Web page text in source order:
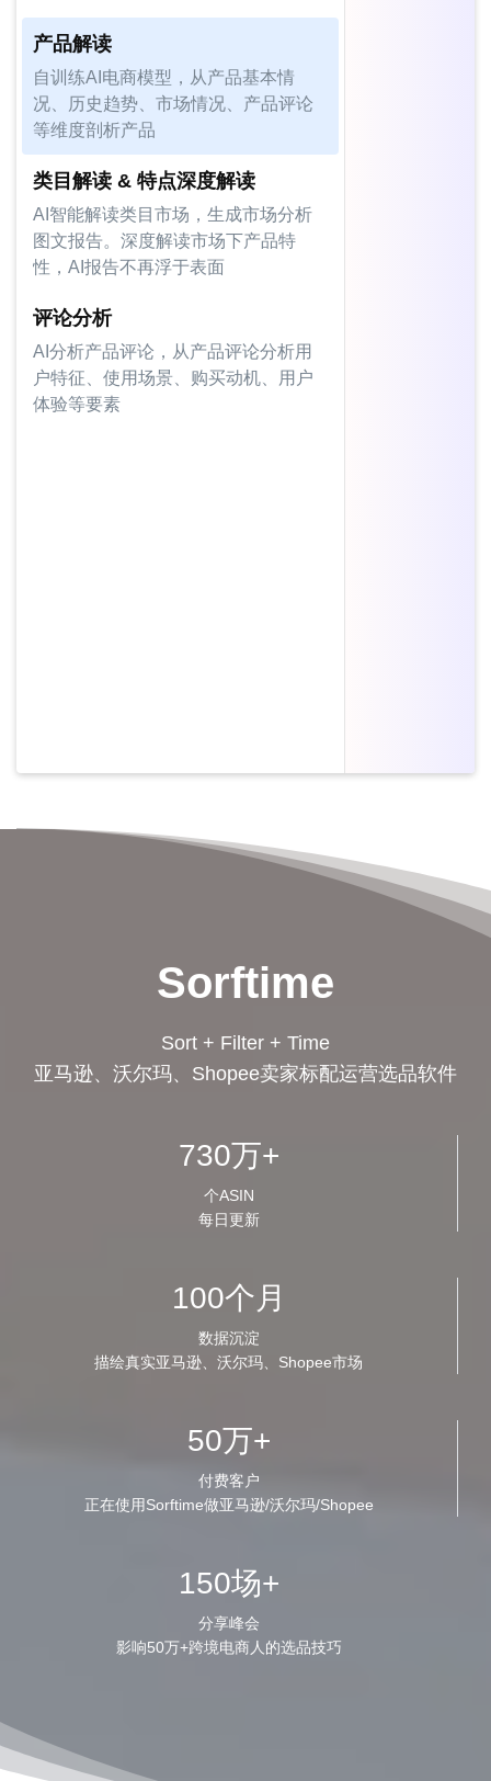
产品解读
自训练AI电商模型，从产品基本情
况、历史趋势、市场情况、产品评论
等维度剖析产品
类目解读 & 特点深度解读
AI智能解读类目市场，生成市场分析
图文报告。深度解读市场下产品特
性，AI报告不再浮于表面
评论分析
AI分析产品评论，从产品评论分析用
户特征、使用场景、购买动机、用户
体验等要素
Sorftime
Sort + Filter + Time
亚马逊、沃尔玛、Shopee卖家标配运营选品软件
730万+
个ASIN
每日更新
100个月
数据沉淀
描绘真实亚马逊、沃尔玛、Shopee市场
50万+
付费客户
正在使用Sorftime做亚马逊/沃尔玛/Shopee
150场+
分享峰会
影响50万+跨境电商人的选品技巧